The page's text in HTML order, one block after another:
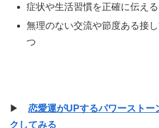
症状や生活習慣を正確に伝え
無理のない交流や節度ある接
つ
▶ 恋愛運がUPするパワーストー
クしてみる